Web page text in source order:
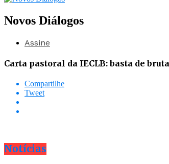
Novos Diálogos
Assine
Carta pastoral da IECLB: basta de
Compartilhe
Tweet
Notícias